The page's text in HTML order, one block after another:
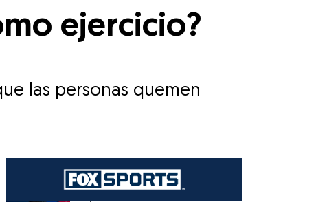
ejercicio?
las personas quemen